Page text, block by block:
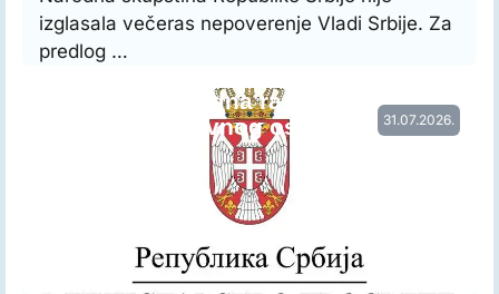
izglasala večeras nepoverenje Vladi Srbije. Za
predlog …
31.07.2026.
Vraćena prethodna raspodela radnog
vremena nastavnog osoblja…